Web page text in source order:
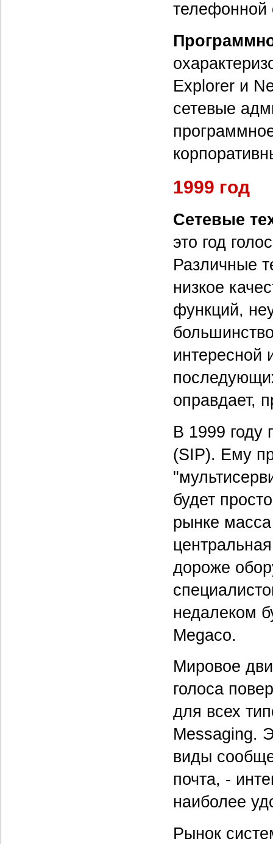
телефонной
Explorer и
сетевые
1999 год
Сетевые
это год
Различные
низкое
функций,
интересной
оправдает,
В 1999 году
(SIP). Ему
будет
рынке
дороже
недалеком
Megaco.
Мировое
голоса
для всех
Messaging.
виды
почта, -
наиболее
Рынок